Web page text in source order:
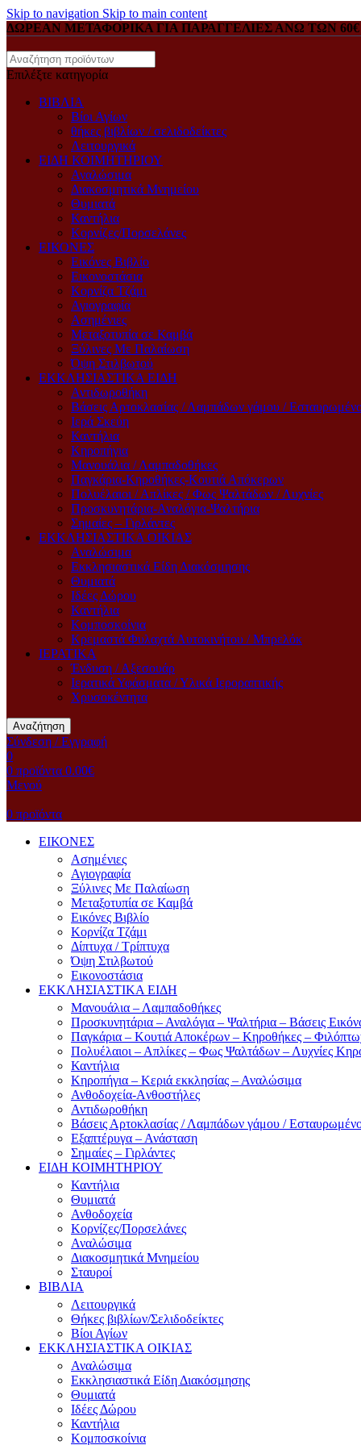
Skip to navigation Skip to main content
ΔΩΡΕΑΝ ΜΕΤΑΦΟΡΙΚΑ ΓΙΑ ΠΑΡΑΓΓΕΛΙΕΣ ΑΝΩ ΤΩΝ 60€
Επιλέξτε κατηγορία
ΒΙΒΛΙΑ
Βίοι Αγίων
θήκες βιβλίων / σελιδοδείκτες
Λειτουργικά
ΕΙΔΗ ΚΟΙΜΗΤΗΡΙΟΥ
Αναλώσιμα
Διακοσμητικά Μνημείου
Θυμιατά
Καντήλια
Κορνίζες/Πορσελάνες
ΕΙΚΟΝΕΣ
Eικόνες Bιβλίο
Eικονοστάσια
Kορνίζα Tζάμι
Αγιογραφία
Ασημένιες
Μεταξοτυπία σε Καμβά
Ξύλινες Με Παλαίωση
Όψη Στιλβωτού
ΕΚΚΛΗΣΙΑΣΤΙΚΑ ΕΙΔΗ
Αντιδωροθήκη
Βάσεις Αρτοκλασίας / Λαμπάδων γάμου /
Ιερά Σκεύη
Καντήλια
Κηροπήγια
Μανουάλια / Λαμπαδοθήκες
Παγκάρια-Κηροθήκες-Κουτιά Απόκερων
Πολυέλαιοι / Απλίκες / Φως Ψαλτάδων / Λυχνίες
Προσκυνητάρια-Αναλόγια-Ψαλτήρια
Σημαίες – Γιρλάντες
ΕΚΚΛΗΣΙΑΣΤΙΚΑ ΟΙΚΙΑΣ
Αναλώσιμα
Εκκλησιαστικά Είδη Διακόσμησης
Θυμιατά
Ιδέες Δώρου
Καντήλια
Κομποσκοίνια
Κρεμαστά Φυλαχτά Αυτοκινήτου / Μπρελόκ
ΙΕΡΑΤΙΚΑ
Ένδυση / Αξεσουάρ
Ιερατικά Υφάσματα / Υλικά Ιεροραπτικής
Χρυσοκέντητα
Αναζήτηση
Σύνδεση / Εγγραφή
0
0 προϊόντα 0.00€
Μενού
0 προϊόντα
ΕΙΚΟΝΕΣ
Ασημένιες
Αγιογραφία
Ξύλινες Με Παλαίωση
Μεταξοτυπία σε Καμβά
Eικόνες Bιβλίο
Kορνίζα Tζάμι
Δίπτυχα / Τρίπτυχα
Όψη Στιλβωτού
Eικονοστάσια
ΕΚΚΛΗΣΙΑΣΤΙΚΑ ΕΙΔΗ
Μανουάλια – Λαμπαδοθήκες
Προσκυνητάρια – Αναλόγια – Ψαλτήρια – Βάσεις
Παγκάρια – Κουτιά Αποκέρων – Κηροθήκες –
Πολυέλαιοι – Απλίκες – Φως Ψαλτάδων – Λυχνίες
Καντήλια
Κηροπήγια – Κεριά εκκλησίας – Αναλώσιμα
Ανθοδοχεία-Aνθοστήλες
Αντιδωροθήκη
Βάσεις Αρτοκλασίας / Λαμπάδων γάμου /
Εξαπτέρυγα – Ανάσταση
Σημαίες – Γιρλάντες
ΕΙΔΗ ΚΟΙΜΗΤΗΡΙΟΥ
Καντήλια
Θυμιατά
Ανθοδοχεία
Κορνίζες/Πορσελάνες
Αναλώσιμα
Διακοσμητικά Μνημείου
Σταυροί
ΒΙΒΛΙΑ
Λειτουργικά
Θήκες βιβλίων/Σελιδοδείκτες
Βίοι Αγίων
ΕΚΚΛΗΣΙΑΣΤΙΚΑ ΟΙΚΙΑΣ
Αναλώσιμα
Εκκλησιαστικά Είδη Διακόσμησης
Θυμιατά
Ιδέες Δώρου
Καντήλια
Κομποσκοίνια